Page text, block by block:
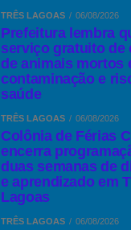
TRÊS LAGOAS 06/08/2026
Prefeitura lembra
serviço gratuito de
de animais mortos
contaminação e
saúde
TRÊS LAGOAS 06/08/2026
Colônia de Férias
encerra
duas semanas de
e aprendizado em
Lagoas
TRÊS LAGOAS 06/08/2026